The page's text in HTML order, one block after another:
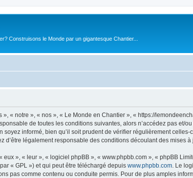
Construisons le Monde par un gigantesque Chantier...
« notre », « nos », « Le Monde en Chantier », « https://
de toutes les conditions suivantes, alors n’accédez pas et/
informé, bien qu’il soit prudent de vérifier régulièrement
légalement responsable des conditions découlant des mises à
», « leur », « logiciel phpBB », « www.phpbb.com », « phpBB
« GPL ») et qui peut être téléchargé depuis www.phpbb.com . Le
pas comme contenu ou conduite permis. Pour de plus amples